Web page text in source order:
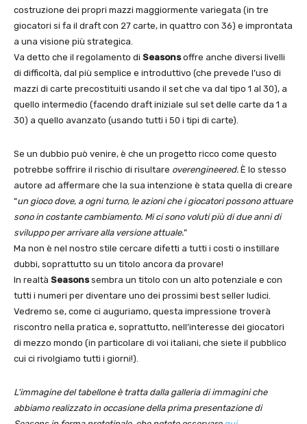
costruzione dei propri mazzi maggiormente variegata (in tre
giocatori si fa il draft con 27 carte, in quattro con 36) e improntata
a una visione più strategica.
Va detto che il regolamento di Seasonsoffre anche diversi livelli
di difficoltà, dal più semplice e introduttivo (che prevede l’uso di
mazzi di carte precostituiti usando il set che va dal tipo 1 al 30), a
quello intermedio (facendo draft iniziale sul set delle carte da 1 a
30) a quello avanzato (usando tutti i 50 i tipi di carte).
Se un dubbio può venire, è che un progetto ricco come questo
potrebbe soffrire il rischio di risultare overengineered. È lo stesso
autore ad affermare che la sua intenzione è stata quella di creare
“un gioco dove, a ogni turno, le azioni che i giocatori possono attuare
sono in costante cambiamento. Mi ci sono voluti più di due anni di
sviluppo per arrivare alla versione attuale.”
Ma non è nel nostro stile cercare difetti a tutti i costi o instillare
dubbi, soprattutto su un titolo ancora da provare!
In realtà Seasonssembra un titolo con un alto potenziale e con
tutti i numeri per diventare uno dei prossimi best seller ludici.
Vedremo se, come ci auguriamo, questa impressione troverà
riscontro nella pratica e, soprattutto, nell’interesse dei giocatori
di mezzo mondo (in particolare di voi italiani, che siete il pubblico
cui ci rivolgiamo tutti i giorni!).
L'immagine del tabellone è tratta dalla galleria di immagini che
abbiamo realizzato in occasione della prima presentazione di